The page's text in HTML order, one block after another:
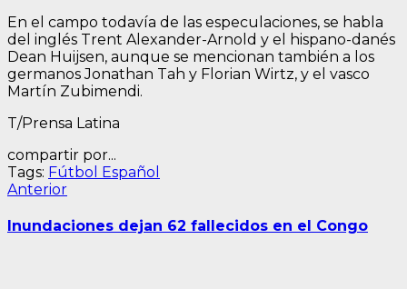
En el campo todavía de las especulaciones, se habla
del inglés Trent Alexander-Arnold y el hispano-danés
Dean Huijsen, aunque se mencionan también a los
germanos Jonathan Tah y Florian Wirtz, y el vasco
Martín Zubimendi.
T/Prensa Latina
compartir por...
Tags: Fútbol Español
Navegación
de
AnteriorEntrada
Inundaciones dejan 62 fallecidos en el Congo